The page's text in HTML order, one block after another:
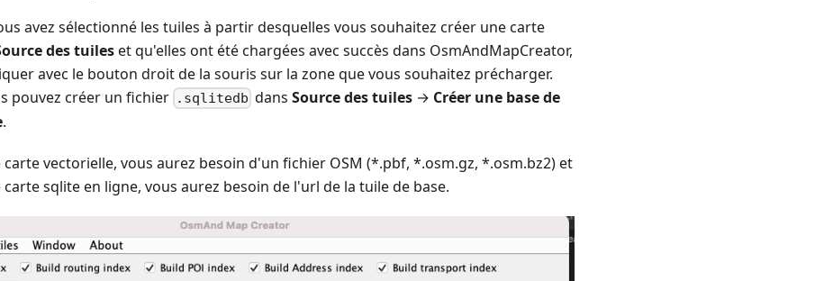
avez sélectionné les tuiles à partir desquelles vous souhaitez créer une carte
des tuileset qu'elles ont été chargées avec succès dans OsmAndMapCreator,
avec le bouton droit de la souris sur la zone que vous souhaitez précharger.
pouvez créer un fichier .sqlitedb dansSource des tuiles → Créer une base de
.
vectorielle, vous aurez besoin d'un fichier OSM (*.pbf, *.osm.gz, *.osm.bz2) et
sqlite en ligne, vous aurez besoin de l'url de la tuile de base.